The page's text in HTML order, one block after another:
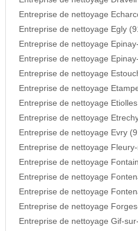
Entreprise de nettoyage
Entreprise de nettoyage Egly
Entreprise de nettoyage
Entreprise de nettoyage
Entreprise de nettoyage
Entreprise de nettoyage
Entreprise de nettoyage
Entreprise de nettoyage
Entreprise de nettoyage Evry
Entreprise de nettoyage
Entreprise de nettoyage
Entreprise de nettoyage
Entreprise de nettoyage
Entreprise de nettoyage
Entreprise de nettoyage Gif-